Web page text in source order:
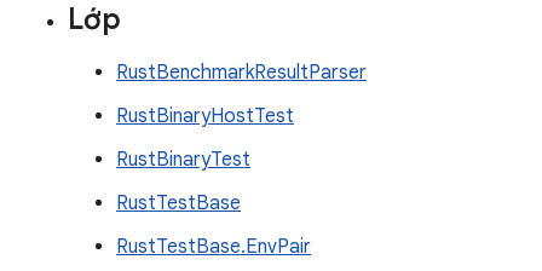
Lớp
RustBenchmarkResultParser
RustBinaryHostTest
RustBinaryTest
RustTestBase
RustTestBase.EnvPair